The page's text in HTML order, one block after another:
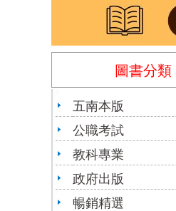
圖書分類
五南本版
公職考試
教科專業
政府出版
暢銷精選